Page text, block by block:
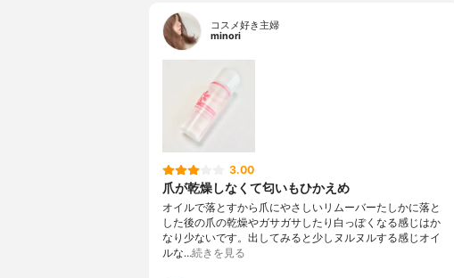
コスメ好き主婦
minori
3.00
爪が乾燥しなくて匂いもひかえめ
オイルで落とすから爪にやさしいリムーバーたしかに落と
した後の爪の乾燥やガサガサしたり白っぽくなる感じはか
なり少ないです。出してみると少しヌルヌルする感じオイ
ルな…続きを見る